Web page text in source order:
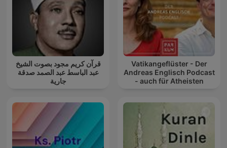
قرآن كريم مجود بصوت الشيخ
عبد الباسط عبد الصمد صدقة
جارية
Vatikangeflüster - Der
Andreas Englisch Podcast
- auch für Atheisten